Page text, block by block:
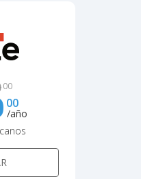
00
00
/año